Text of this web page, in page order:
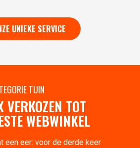
UNIEKE SERVICE
TUIN
VERKOZEN TOT
WEBWINKEL
een eer: voor de derde keer